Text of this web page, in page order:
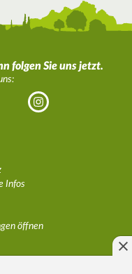
folgen Sie uns jetzt.
Instagram
Infos
öffnen